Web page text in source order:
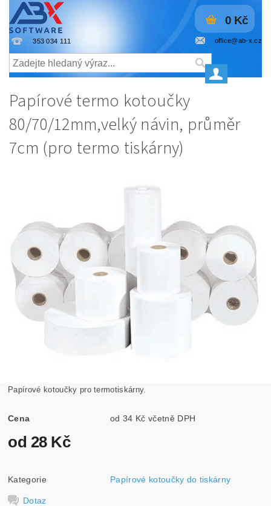
353 034 111 office@ab-x.cz
0 Kč
Papírové termo kotoučky
80/70/12mm,velký návin, průměr
7cm (pro termo tiskárny)
Papírové kotoučky pro termotiskárny.
Cena od 34 Kč včetně DPH
od 28 Kč
Kategorie Papírové kotoučky do tiskárny
Dotaz